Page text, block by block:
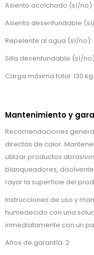
Asiento acolchado (sí/no):
Asiento desenfundable
Repelente al agua (sí/no):
Silla desenfundable (sí/
Carga máxima total: 130 kg
Mantenimiento y
Recomendaciones
directas de calor.
utilizar productos
blanqueadores,
rayar la superficie del
Instrucciones de uso y
humedecido con una
inmediatamente con un
Años de garantía: 2